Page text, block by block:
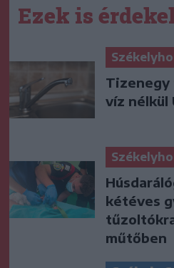
Ezek is
Tizenegy
víz nélkül
kétéves
műtőben